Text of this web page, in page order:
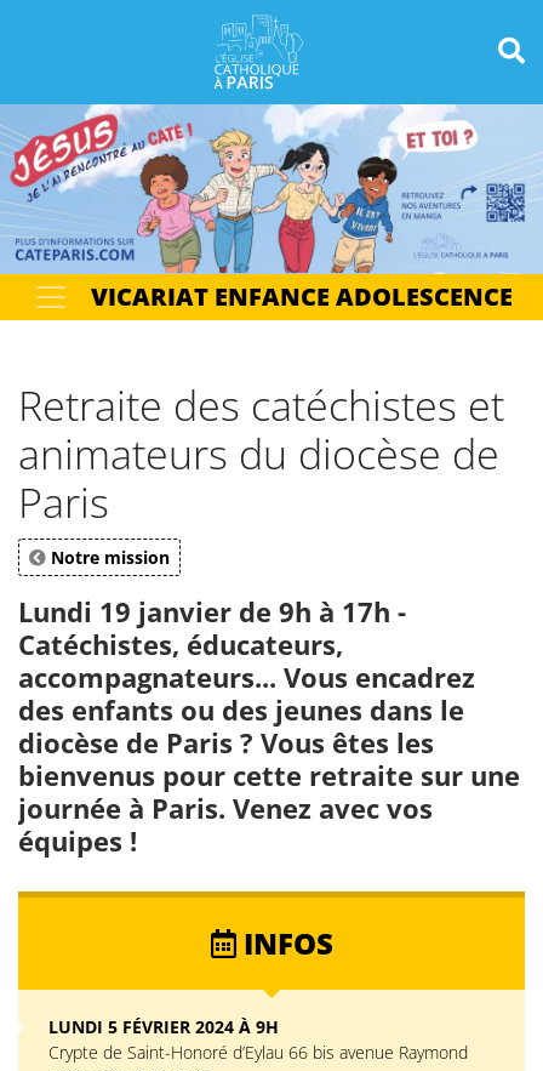
Votre recherche OK
VICARIAT ENFANCE ADOLESCENCE
Retraite des catéchistes et
animateurs du diocèse de
Paris
Notre mission
Lundi 19 janvier de 9h à 17h -
Catéchistes, éducateurs,
accompagnateurs... Vous encadrez
des enfants ou des jeunes dans le
diocèse de Paris ? Vous êtes les
bienvenus pour cette retraite sur une
journée à Paris. Venez avec vos
équipes !
INFOS
LUNDI 5 FÉVRIER 2024 À 9H
Crypte de Saint-Honoré d’Eylau 66 bis avenue Raymond
Panneau de gestion des cookies